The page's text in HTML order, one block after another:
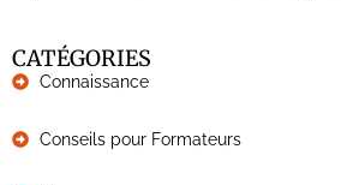
CATÉGORIES
Connaissance
Conseils pour Formateurs